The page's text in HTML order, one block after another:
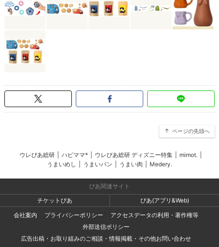
ページの先頭へ
ウレぴあ総研 ハピママ* ウレぴあ総研 ディズニー特集 mimot.
うまいめし
うまいパン うまい肉 Medery.
ぴあ関連サイト
チケットぴあ
ぴあ(アプリ&Web)
会社案内
プライバシーポリシー
アクセスデータの利用・著作権等
外部送信ポリシー
広告出稿・お取り組みのご相談・情報掲載・その他お問い合わせ